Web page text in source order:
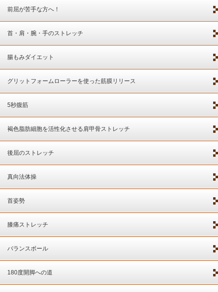
前屈が苦手な方へ！
首・肩・腕・手のストレッチ
腸もみダイエット
グリットフォームローラーを使った筋膜リリース
5秒腹筋
褐色脂肪細胞を活性化させる肩甲骨ストレッチ
後屈のストレッチ
真向法体操
首姿勢
膝痛ストレッチ
バランスボール
180度開脚への道